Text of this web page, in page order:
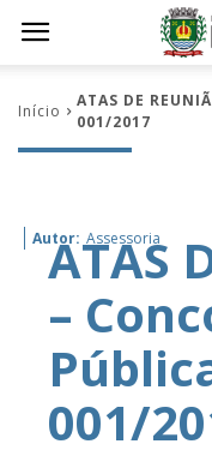
Início
ATAS DE
001/2017
Autor: Assessoria
ATAS
–
001/